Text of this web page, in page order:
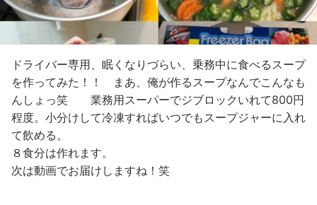
ドライバー専用、眠くなりづらい、乗務中に食べるスープ
を作ってみた！！ まあ、俺が作るスープなんでこんなも
んしょっ笑 業務用スーパーでジブロックいれて800円
程度。小分けして冷凍すればいつでもスープジャーに入れ
て飲める。
８食分は作れます。
次は動画でお届けしますね！笑